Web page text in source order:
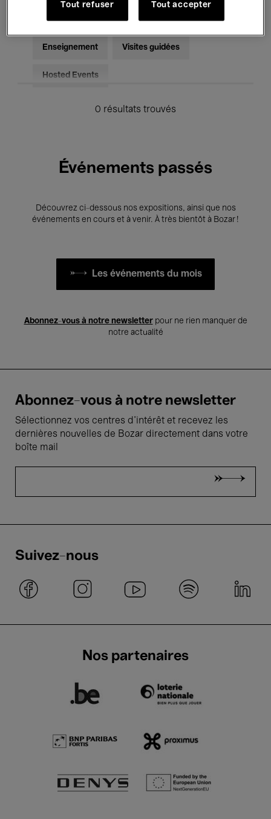
Pour tous Kids’ Palace
Enseignement Visites guidées
Hosted Events
0 résultats trouvés
Événements passés
Découvrez ci-dessous nos expositions, ainsi que nos
événements en cours et à venir. À très bientôt à Bozar !
Les événements du mois
Abonnez-vous à notre newsletterpour ne rien manquer de
notre actualité
Abonnez-vous à notre newsletter
Sélectionnez vos centres d'intérêt et recevez les
dernières nouvelles de Bozar directement dans votre
boîte mail
Suivez-nous
Nos partenaires
Tout refuser Tout accepter